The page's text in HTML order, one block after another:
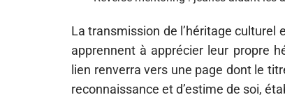
La transmission de l’héritage
apprennent à apprécier leur propre
lien renverra vers une page dont le
reconnaissance et d’estime de soi,